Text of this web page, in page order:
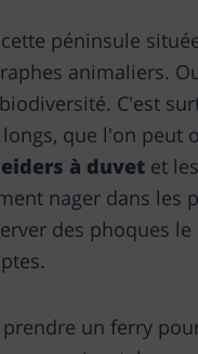
péninsule
animaliers.
C'est
que l'on peut
eiders à duvet et les
nager dans les
des phoques le
un ferry